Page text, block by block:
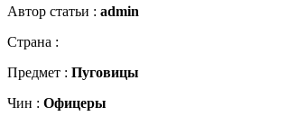
Автор статьи : admin
Страна :
Предмет : Пуговицы
Чин : Офицеры